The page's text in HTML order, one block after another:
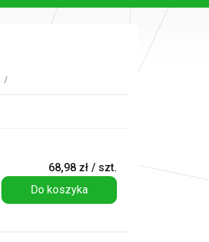
Toggle Dropdown
/
68,98 zł / szt.
Do koszyka